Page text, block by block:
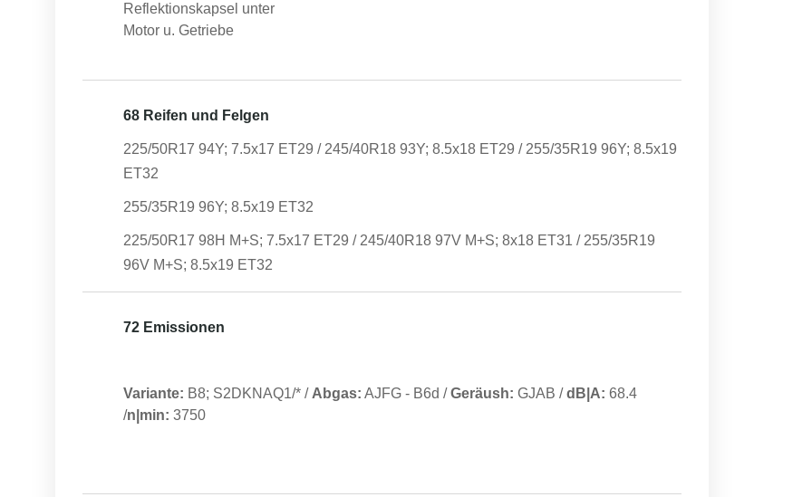
Reflektionskapsel unter
Motor u. Getriebe
68 Reifen und Felgen
225/50R17 94Y; 7.5x17 ET29 / 245/40R18 93Y; 8.5x18 ET29 / 255/35R19 96Y; 8.5x19
ET32
255/35R19 96Y; 8.5x19 ET32
225/50R17 98H M+S; 7.5x17 ET29 / 245/40R18 97V M+S; 8x18 ET31 / 255/35R19
96V M+S; 8.5x19 ET32
72 Emissionen
Variante: B8; S2DKNAQ1/* / Abgas: AJFG - B6d /Geräush: GJAB /dB|A: 68.4
/n|min: 3750